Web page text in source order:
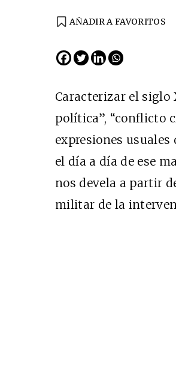
AÑADIR A FAVORITOS
Caracterizar el siglo
política”, “conflicto
expresiones
el día a día de ese
nos devela a partir
militar de la EDICIÓN